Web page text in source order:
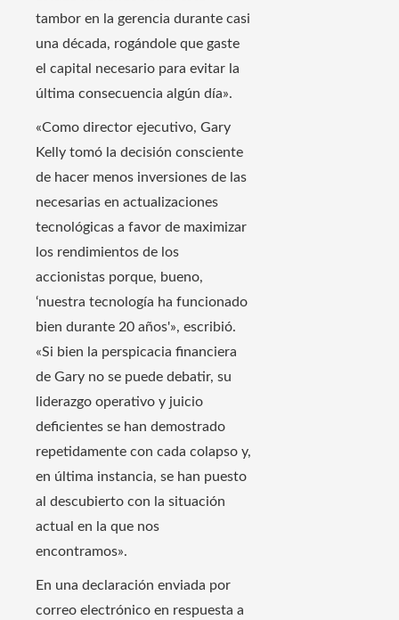
tambor en la gerencia durante casi
una década, rogándole que gaste
el capital necesario para evitar la
última consecuencia algún día».
«Como director ejecutivo, Gary
Kelly tomó la decisión consciente
de hacer menos inversiones de las
necesarias en actualizaciones
tecnológicas a favor de maximizar
los rendimientos de los
accionistas porque, bueno,
‘nuestra tecnología ha funcionado
bien durante 20 años'», escribió.
«Si bien la perspicacia financiera
de Gary no se puede debatir, su
liderazgo operativo y juicio
deficientes se han demostrado
repetidamente con cada colapso y,
en última instancia, se han puesto
al descubierto con la situación
actual en la que nos
encontramos».
En una declaración enviada por
correo electrónico en respuesta a